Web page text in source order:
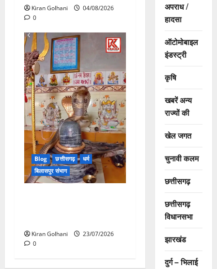
Kiran Golhani
04/08/2026
0
Blog छत्तीसगढ़
धर्म
बिलासपुर संभाग
Kiran Golhani
23/07/2026
0
अपराध /
हादसा
ऑटोमोबाइल
इंडस्ट्री
कृषि
खबरें अन्य
राज्यों की
खेल जगत
चुनावी कलम
छत्तीसगढ़
छत्तीसगढ़
विधानसभा
झारखंड
दुर्ग – भिलाई